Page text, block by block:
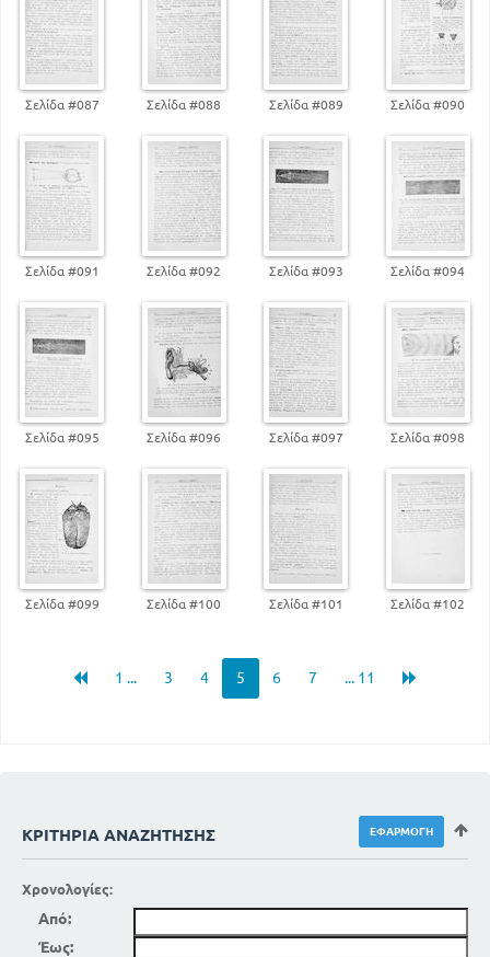
Σελίδα #087 Σελίδα #088 Σελίδα #089 Σελίδα #090
Σελίδα #091 Σελίδα #092 Σελίδα #093 Σελίδα #094
Σελίδα #095 Σελίδα #096 Σελίδα #097 Σελίδα #098
Σελίδα #099 Σελίδα #100 Σελίδα #101 Σελίδα #102
1 ... 3 4 5 6 7 ... 11
ΚΡΙΤΉΡΙΑ ΑΝΑΖΉΤΗΣΗΣ
Χρονολογίες:
Από:
Έως: